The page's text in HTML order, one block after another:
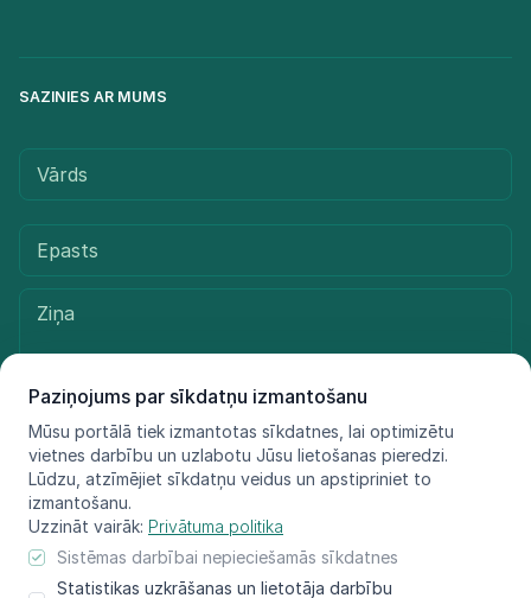
Paziņojums par sīkdatņu izmantošanu
Mūsu portālā tiek izmantotas sīkdatnes, lai optimizētu
vietnes darbību un uzlabotu Jūsu lietošanas pieredzi.
Lūdzu, atzīmējiet sīkdatņu veidus un apstipriniet to
izmantošanu.
Uzzināt vairāk: Privātuma politika
Sistēmas darbībai nepieciešamās sīkdatnes
Statistikas uzkrāšanas un lietotāja darbību
SAZINIES AR MUMS
Sūtīt ziņu
© LIFE FOR SPECIES, 2021 - 2025
Informācija atspoguļo tikai projekta LIFE FOR SPECIES īstenotāju